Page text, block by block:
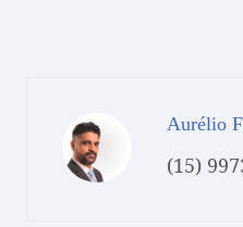
Aurélio
(15)